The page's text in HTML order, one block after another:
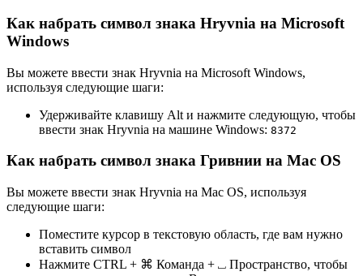
Как набрать символ знака Hryvnia на Microsoft
Windows
Вы можете ввести знак Hryvnia на Microsoft Windows,
используя следующие шаги:
Удерживайте клавишу Alt и нажмите следующую, чтобы
ввести знак Hryvnia на машине Windows: 8372
Как набрать символ знака Гривнии на Mac OS
Вы можете ввести знак Hryvnia на Mac OS, используя
следующие шаги:
Поместите курсор в текстовую область, где вам нужно
вставить символ
Нажмите CTRL + ⌘ Команда + ⎵ Пространство, чтобы